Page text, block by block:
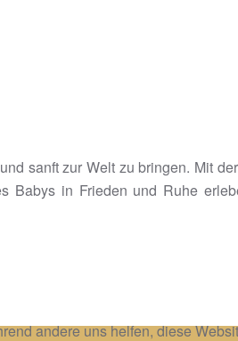
sanft zur Welt zu bringen. Mit
Babys in Frieden und Ruhe
andere uns helfen, diese